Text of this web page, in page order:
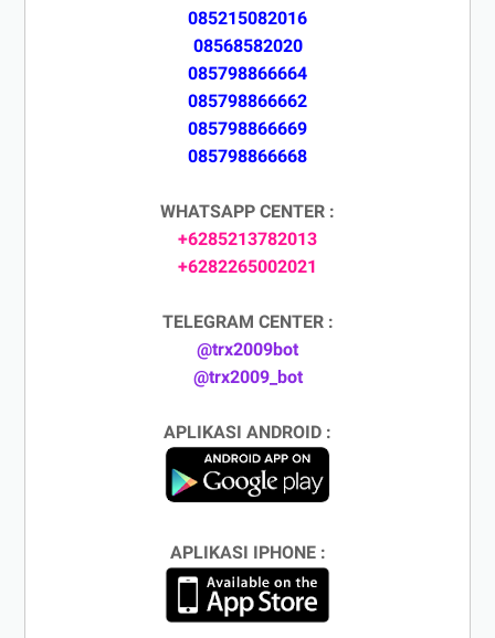
085215082016
08568582020
085798866664
085798866662
085798866669
085798866668
WHATSAPP CENTER :
+6285213782013
+6282265002021
TELEGRAM CENTER :
@trx2009bot
@trx2009_bot
APLIKASI ANDROID :
APLIKASI IPHONE :